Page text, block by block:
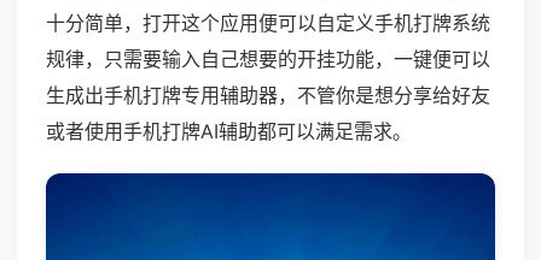
十分简单，打开这个应用便可以自定义手机打牌系统
规律，只需要输入自己想要的开挂功能，一键便可以
生成出手机打牌专用辅助器，不管你是想分享给好友
或者使用手机打牌AI辅助都可以满足需求。